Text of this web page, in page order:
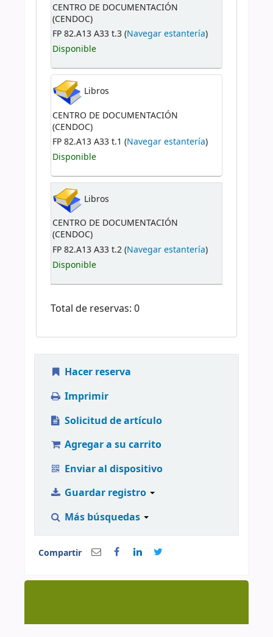
CENTRO DE DOCUMENTACIÓN
(CENDOC)
FP 82.A13 A33 t.3 (Navegar estantería)
Disponible
Libros
CENTRO DE DOCUMENTACIÓN
(CENDOC)
FP 82.A13 A33 t.1 (Navegar estantería)
Disponible
Libros
CENTRO DE DOCUMENTACIÓN
(CENDOC)
FP 82.A13 A33 t.2 (Navegar estantería)
Disponible
Total de reservas: 0
Hacer reserva
Imprimir
Solicitud de artículo
Agregar a su carrito
Enviar al dispositivo
Guardar registro
Más búsquedas
Compartir